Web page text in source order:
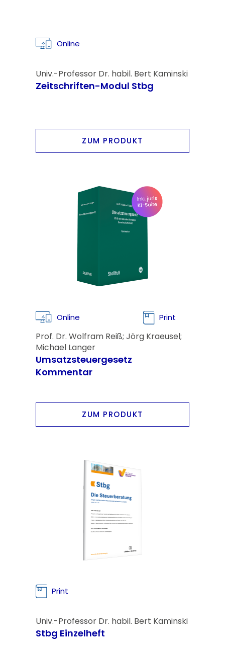
Online
Univ.-Professor Dr. habil. Bert Kaminski
Zeitschriften-Modul Stbg
ZUM PRODUKT
Online Print
Prof. Dr. Wolfram Reiß; Jörg Kraeusel;
Michael Langer
Umsatzsteuergesetz
Kommentar
ZUM PRODUKT
Print
Univ.-Professor Dr. habil. Bert Kaminski
Stbg Einzelheft